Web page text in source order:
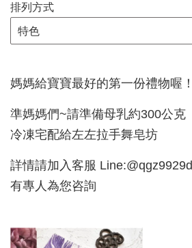
排列方式
媽媽給寶寶最好的第一份禮物喔！
準媽媽們~請準備母乳約300公克
冷凍宅配給左左拉手舞皂坊
詳情請加入客服 Line:@qgz9929d
有專人為您咨詢